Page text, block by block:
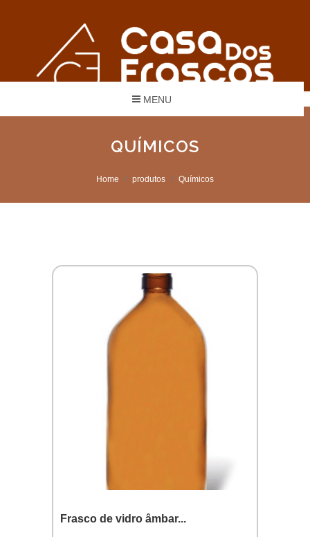
MENU
QUÍMICOS
Home produtos Químicos
Frasco de vidro âmbar...